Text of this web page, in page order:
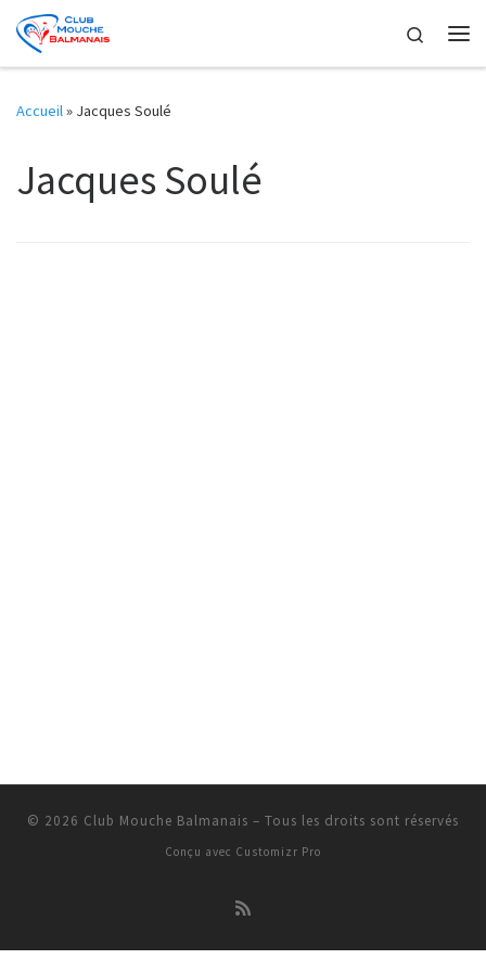
Skip to content
Search
Accueil» Jacques Soulé
Jacques Soulé
© 2026 Club Mouche Balmanais – Tous les droits sont réservés
Conçu avec Customizr Pro